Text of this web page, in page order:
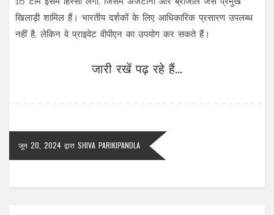
खिलाड़ी शामिल हैं। भारतीय दर्शकों के लिए आधिकारिक प्रसारण उपलब्ध
नहीं है, लेकिन वे प्राइवेट वीपीएन का उपयोग कर सकते हैं।
जारी रखें पढ़ रहे हैं...
जून 20, 2024 द्वारा SHIVA PARIKIPANDLA